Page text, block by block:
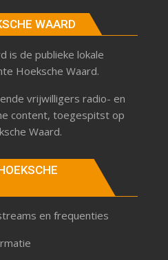
WAARD
is de publieke lokale
Hoeksche Waard.
vrijwilligers radio- en
content, toegespitst op
Waard.
en frequenties